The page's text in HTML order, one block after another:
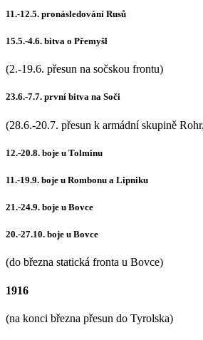
11.-12.5. pronásledování Rusů
15.5.-4.6. bitva o Přemyšl
(2.-19.6. přesun na sočskou frontu)
23.6.-7.7. první bitva na Soči
(28.6.-20.7. přesun k armádní skupině
12.-20.8. boje u Tolminu
11.-19.9. boje u Rombonu a Lipniku
21.-24.9. boje u Bovce
20.-27.10. boje u Bovce
(do března statická fronta u Bovce)
1916
(na konci března přesun do Tyrolska)